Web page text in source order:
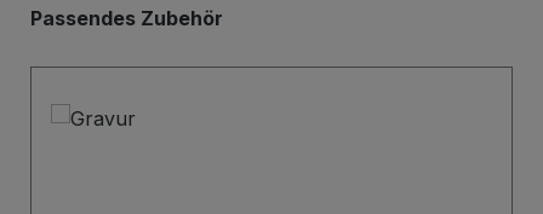
Produktgalerie überspringen
Passendes Zubehör